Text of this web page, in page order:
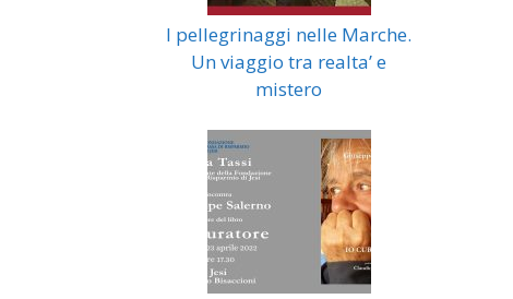
I pellegrinaggi nelle Marche.
Un viaggio tra realta’ e
mistero